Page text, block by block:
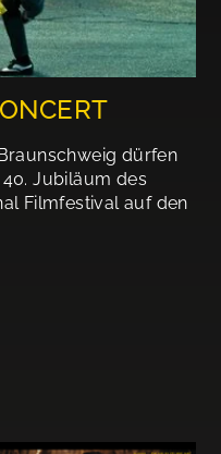
dürfen
Jubiläum des
Filmfestival auf den